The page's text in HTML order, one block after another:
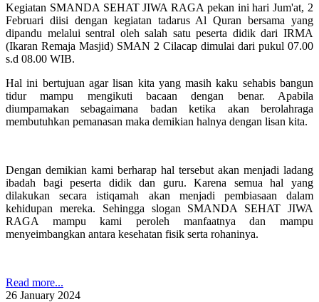
Kegiatan SMANDA SEHAT JIWA RAGA pekan ini hari Jum'at, 2
Februari diisi dengan kegiatan tadarus Al Quran bersama yang
dipandu melalui sentral oleh salah satu peserta didik dari IRMA
(Ikaran Remaja Masjid) SMAN 2 Cilacap dimulai dari pukul 07.00
s.d 08.00 WIB.
Hal ini bertujuan agar lisan kita yang masih kaku sehabis bangun
tidur mampu mengikuti bacaan dengan benar. Apabila
diumpamakan sebagaimana badan ketika akan berolahraga
membutuhkan pemanasan maka demikian halnya dengan lisan kita.
Dengan demikian kami berharap hal tersebut akan menjadi ladang
ibadah bagi peserta didik dan guru. Karena semua hal yang
dilakukan secara istiqamah akan menjadi pembiasaan dalam
kehidupan mereka. Sehingga slogan SMANDA SEHAT JIWA
RAGA mampu kami peroleh manfaatnya dan mampu
menyeimbangkan antara kesehatan fisik serta rohaninya.
Read more...
26 January 2024